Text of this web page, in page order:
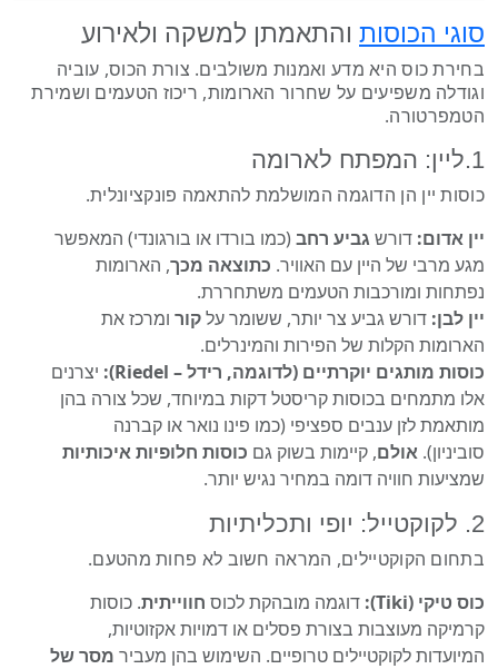
סוגי הכוסותוהתאמתן למשקה ולאירוע
בחירת כוס היא מדע ואמנות משולבים. צורת הכוס, עוביה
וגודלה משפיעים על שחרור הארומות, ריכוז הטעמים ושמירת
הטמפרטורה.
1.ליין: המפתח לארומה
כוסות יין הן הדוגמה המושלמת להתאמה פונקציונלית.
יין אדום:דורש גביע רחב(כמו בורדו או בורגונדי) המאפשר
מגע מרבי של היין עם האוויר. כתוצאה מכך, הארומות
נפתחות ומורכבות הטעמים משתחררת.
יין לבן:דורש גביע צר יותר, ששומר עלקורומרכז את
הארומות הקלות של הפירות והמינרלים.
כוסות מותגים יוקרתיים (לדוגמה, רידל – Riedel):
יצרנים
אלו מתמחים בכוסות קריסטל דקות במיוחד, שכל צורה בהן
מותאמת לזן ענבים ספציפי (כמו פינו נואר או קברנה
סוביניון). אולם, קיימות בשוק גם כוסות חלופיות איכותיות
שמציעות חוויה דומה במחיר נגיש יותר.
2. לקוקטייל: יופי ותכליתיות
בתחום הקוקטיילים, המראה חשוב לא פחות מהטעם.
כוס טיקי (Tiki):
דוגמה מובהקת לכוס חווייתית. כוסות
קרמיקה מעוצבות בצורת פסלים או דמויות אקזוטיות,
המיועדות לקוקטיילים טרופיים. השימוש בהן מעביר מסר של